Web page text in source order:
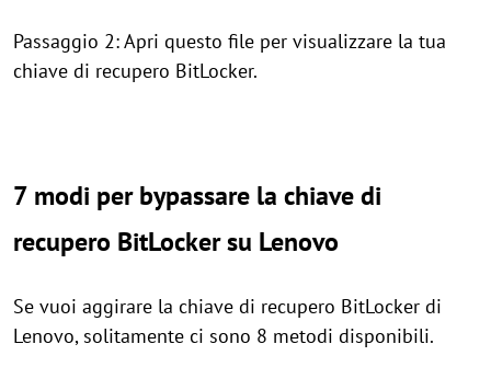
Passaggio 2: Apri questo file per visualizzare la tua
chiave di recupero BitLocker.
7 modi per bypassare la chiave di
recupero BitLocker su Lenovo
Se vuoi aggirare la chiave di recupero BitLocker di
Lenovo, solitamente ci sono 8 metodi disponibili.